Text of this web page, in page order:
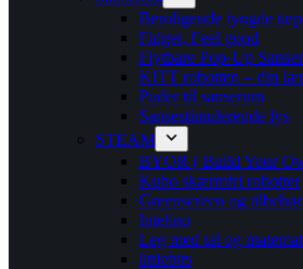
Beroligende tyngde
Fidget, Feel good
Flytbare Pop-Up
KITT robotten – din
Puder til sanserum
Sansestimulerende lys
STEAM
BYOR ( Build Your
Kubo skærmfri robotter
Greenscreen og tilbehør
Intelino
Leg med tal og
littlebits